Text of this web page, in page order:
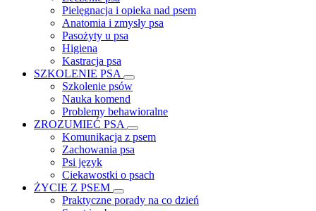
Pielęgnacja i opieka nad psem
Anatomia i zmysły psa
Pasożyty u psa
Higiena
Kastracja psa
SZKOLENIE PSA
Szkolenie psów
Nauka komend
Problemy behawioralne
ZROZUMIEĆ PSA
Komunikacja z psem
Zachowania psa
Psi język
Ciekawostki o psach
ŻYCIE Z PSEM
Praktyczne porady na co dzień